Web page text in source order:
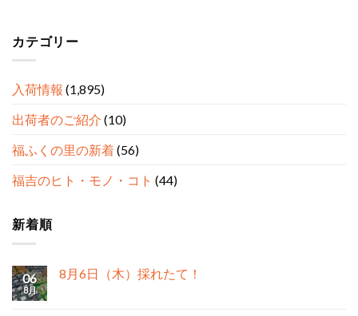
カテゴリー
入荷情報 (1,895)
出荷者のご紹介 (10)
福ふくの里の新着(56)
福吉のヒト・モノ・コト (44)
新着順
06
8月
8月6日（木）採れたて！